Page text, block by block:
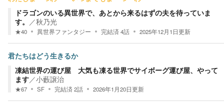
ドラゴンのいる異世界で、あとから来るはずの夫を待っていま
す。 ／秋乃光
★40 異世界ファンタジー 完結済4話 2025年12月1日更新
君たちはどう生きるか
凍結世界の運び屋 大気も凍る世界でサイボーグ運び屋、やって
ます／小藪譲治
★67 SF 完結済2話 2026年1月20日更新